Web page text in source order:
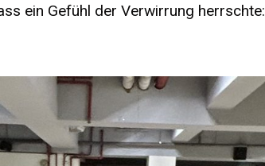
ein Gefühl der Verwirrung herrschte: